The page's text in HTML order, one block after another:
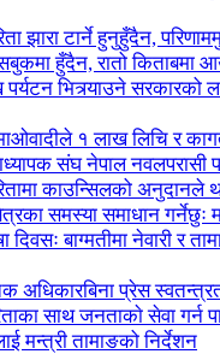
झारा टार्ने हुनुहुँदैन,
हुँदैन, रातो किताबमा
भित्र्याउने सरकारको
१ लाख लिचि र
संघ नेपाल नवलपरासी
काउन्सिलको अनुदानले
समस्या समाधान गर्नेछुः
दिवसः बाग्मतीमा नेवारी र
अधिकारबिना प्रेस
साथ जनताकाे सेवा गर्न
मन्त्री तामाङको निर्देशन